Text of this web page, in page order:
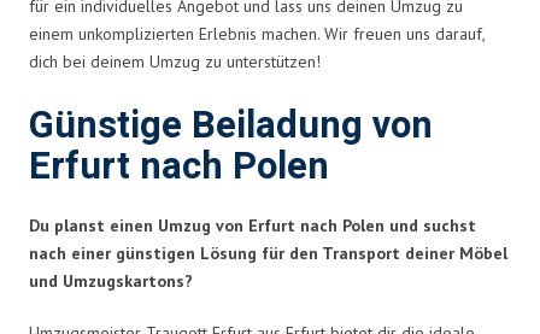
für ein individuelles Angebot und lass uns deinen Umzug zu
einem unkomplizierten Erlebnis machen. Wir freuen uns darauf,
dich bei deinem Umzug zu unterstützen!
Günstige Beiladung von
Erfurt nach Polen
Du planst einen Umzug von Erfurt nach Polen und suchst
nach einer günstigen Lösung für den Transport deiner Möbel
und Umzugskartons?